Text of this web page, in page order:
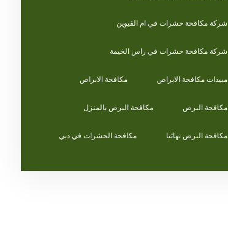
شركة مكافحة حشرات في ام القيوين
شركة مكافحة حشرات في راس الخيمة
مبيدات مكافحة الابراص مكافحة الابراص
مكافحة البرص مكافحة البرص بالمنزل
مكافحة البرص نهائيا مكافحة الحشرات في دبي